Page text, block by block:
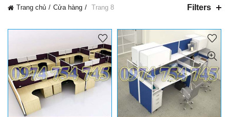
Trang chủ Cửa hàng Trang 8 Filters